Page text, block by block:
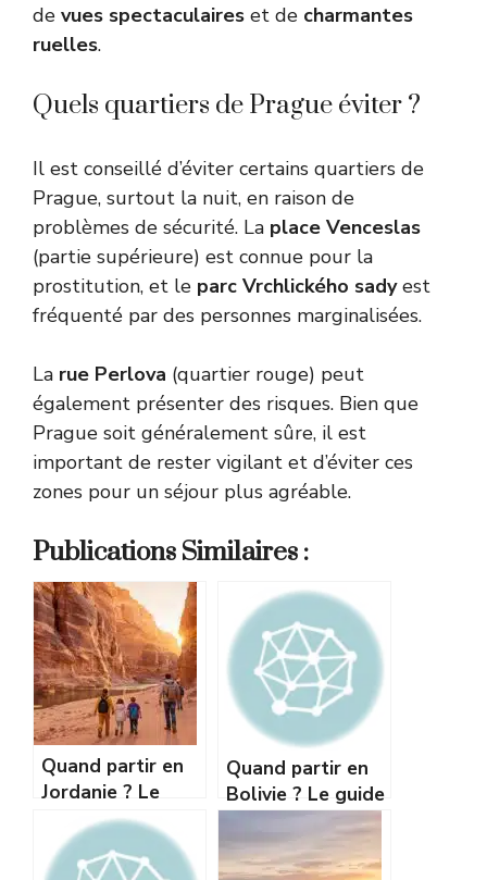
de vues spectaculaires et de charmantes
ruelles.
Quels quartiers de Prague éviter ?
Il est conseillé d’éviter certains quartiers de
Prague, surtout la nuit, en raison de
problèmes de sécurité. La place Venceslas
(partie supérieure) est connue pour la
prostitution, et le parc Vrchlického sadyest
fréquenté par des personnes marginalisées.
La rue Perlova (quartier rouge) peut
également présenter des risques. Bien que
Prague soit généralement sûre, il est
important de rester vigilant et d’éviter ces
zones pour un séjour plus agréable.
Publications Similaires :
Quand partir en
Jordanie ? Le
guide ultime pour
choisir la
meilleure période
Quand partir en
Bolivie ? Le guide
ultime pour un
voyage réussi